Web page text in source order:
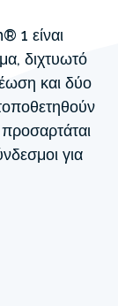
1 είναι
διχτυωτό
και δύο
για